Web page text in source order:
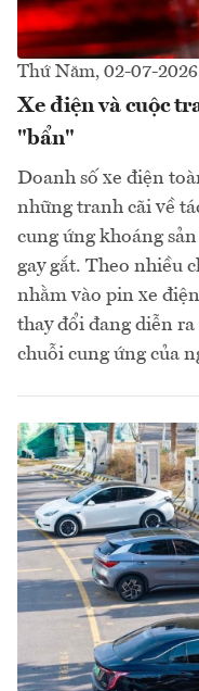
Thứ Năm, 02-07-2026
Xe điện và cuộc
"bẩn"
Doanh số xe điện
những tranh cãi về
cung ứng khoáng
gay gắt. Theo nhiều
nhằm vào pin xe
thay đổi đang diễn
chuỗi cung ứng của